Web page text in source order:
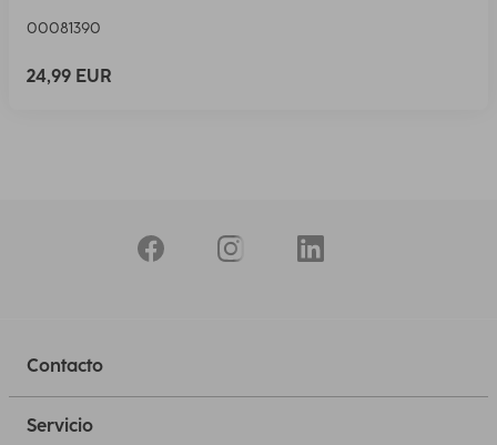
00081390
24,99 EUR
Contacto
Servicio